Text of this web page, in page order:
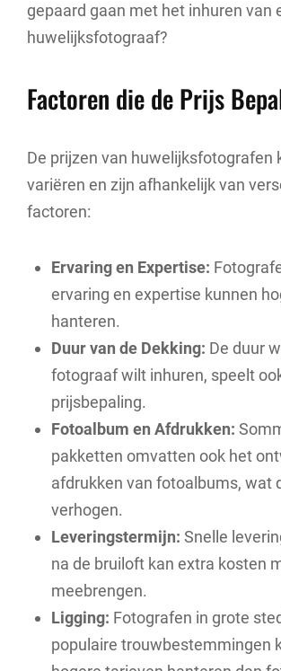
gepaard gaan met het inhuren van
huwelijksfotograaf?
Factoren die de Prijs
De prijzen van huwelijksfotografen
variëren en zijn afhankelijk van
factoren:
Ervaring en Expertise:
ervaring en expertise kunnen
hanteren.
Duur van de Dekking: De duur
fotograaf wilt inhuren, speelt
prijsbepaling.
Fotoalbum en Afdrukken:
pakketten omvatten ook het
afdrukken van fotoalbums, wat
verhogen.
Leveringstermijn: Snelle
na de bruiloft kan extra kosten
meebrengen.
Ligging: Fotografen in grote
populaire trouwbestemmingen